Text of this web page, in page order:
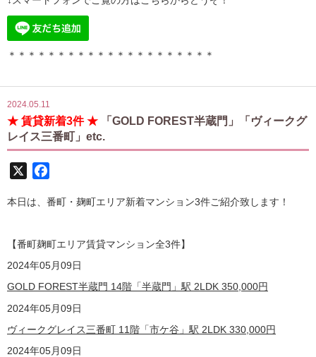
＊＊＊＊＊＊＊＊＊＊＊＊＊＊＊＊＊＊＊＊＊
2024.05.11
★ 賃貸新着3件 ★
「GOLD FOREST半蔵門」「ヴィークグ
レイス三番町」etc.
本日は、番町・麹町エリア新着マンション3件ご紹介致します！
【番町麹町エリア賃貸マンション全3件】
2024年05月09日
GOLD FOREST半蔵門 14階「半蔵門」駅 2LDK 350,000円
2024年05月09日
ヴィークグレイス三番町 11階「市ケ谷」駅 2LDK 330,000円
2024年05月09日